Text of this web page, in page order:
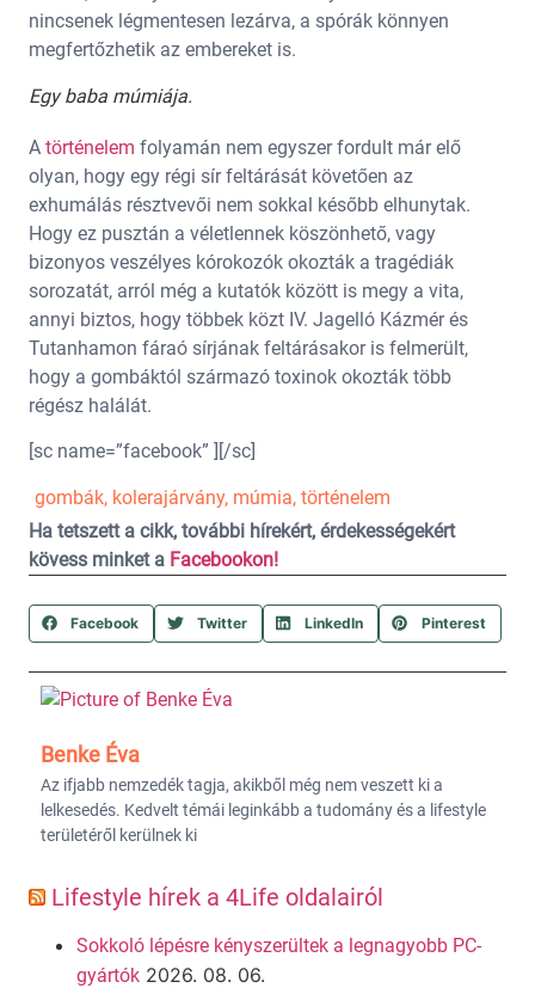
nincsenek légmentesen lezárva, a spórák könnyen
megfertőzhetik az embereket is.
Egy baba múmiája.
A történelem folyamán nem egyszer fordult már elő
olyan, hogy egy régi sír feltárását követően az
exhumálás résztvevői nem sokkal később elhunytak.
Hogy ez pusztán a véletlennek köszönhető, vagy
bizonyos veszélyes kórokozók okozták a tragédiák
sorozatát, arról még a kutatók között is megy a vita,
annyi biztos, hogy többek közt IV. Jagelló Kázmér és
Tutanhamon fáraó sírjának feltárásakor is felmerült,
hogy a gombáktól származó toxinok okozták több
régész halálát.
[sc name=”facebook” ][/sc]
gombák, kolerajárvány, múmia, történelem
Ha tetszett a cikk, további hírekért, érdekességekért
kövess minket a Facebookon!
Facebook Twitter LinkedIn Pinterest
Benke Éva
Az ifjabb nemzedék tagja, akikből még nem veszett ki a
lelkesedés. Kedvelt témái leginkább a tudomány és a lifestyle
területéről kerülnek ki
Lifestyle hírek a 4Life oldalairól
Sokkoló lépésre kényszerültek a legnagyobb PC-
gyártók 2026. 08. 06.